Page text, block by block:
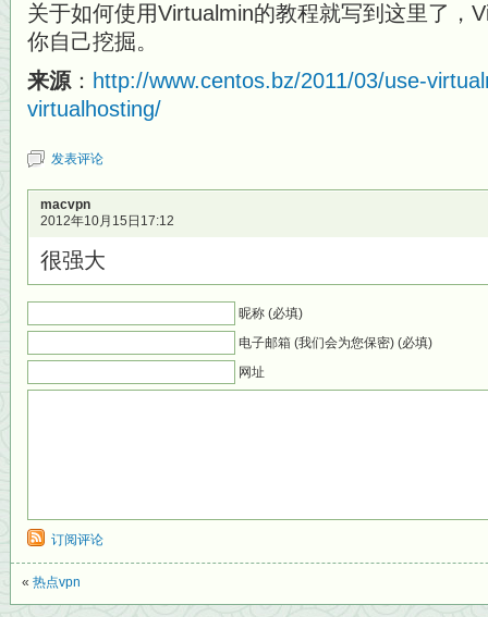
关于如何使用Virtualmin的教程就写到这里了，
你自己挖掘。
来源 ： http://www.centos.bz/2011/03/use-
virtualhosting/
发表评论
macvpn
2012年10月15日17:12
很强大
昵称 (必填)
电子邮箱 (我们会为您保密) (必填)
网址
订阅评论
« 热点vpn